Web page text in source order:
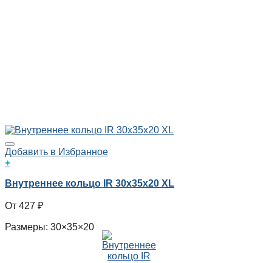
Добавить в Избранное
+
Внутреннее кольцо IR 30x35x20 XL
427 ₽
Размеры: 30×35×20